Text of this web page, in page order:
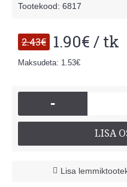
Tootekood: 6817
2.43€ 1.90€ / tk
Maksudeta: 1.53€
-
LISA
Lisa